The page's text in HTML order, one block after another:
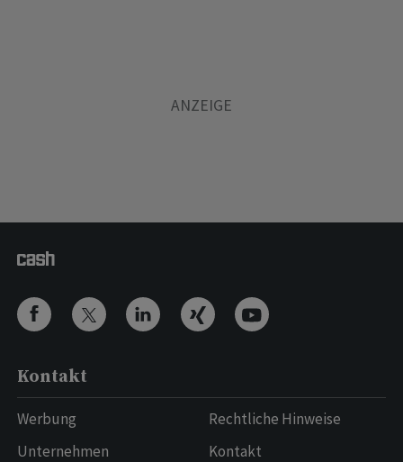
Kontakt
Werbung
Unternehmen
Rechtliche Hinweise
Kontakt